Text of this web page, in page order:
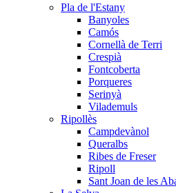
Pla de l'Estany
Banyoles
Camós
Cornellà de Terri
Crespià
Fontcoberta
Porqueres
Serinyà
Vilademuls
Ripollès
Campdevànol
Queralbs
Ribes de Freser
Ripoll
Sant Joan de les